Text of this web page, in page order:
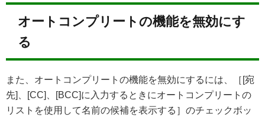
オートコンプリートの機能を無効にす
る
また、オートコンプリートの機能を無効にするには、［[宛
先]、[CC]、[BCC]に入力するときにオートコンプリートの
リストを使用して名前の候補を表示する］のチェックボッ